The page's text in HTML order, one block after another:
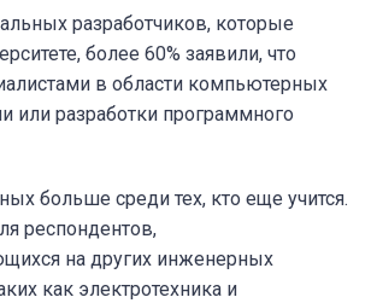
разработчиков, которые
более 60% заявили, что
в области компьютерных
или разработки программного
больше среди тех, кто еще учится.
респондентов,
на других инженерных
как электротехника и